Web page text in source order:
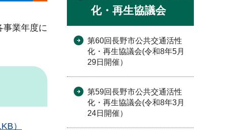
事業年度に
）
化・再生協議会
第60回長野市公共交通活性
化・再生協議会(令和8年5月
29日開催）
第59回長野市公共交通活性
化・再生協議会(令和8年3月
24日開催）